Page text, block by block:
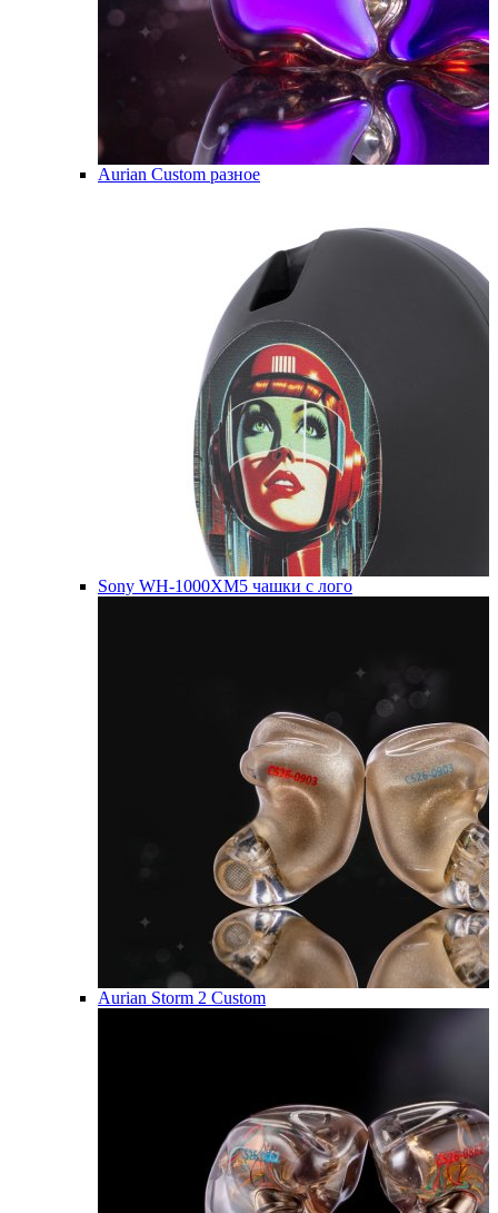
Aurian Custom разное
Sony WH-1000XM5 чашки с лого
Aurian Storm 2 Custom